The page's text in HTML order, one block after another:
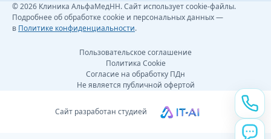
© 2026 Клиника АльфаМедНН. Сайт использует cookie-файлы.
Подробнее об обработке cookie и персональных данных —
в Политике конфиденциальности.
Пользовательское соглашение
Политика Cookie
Согласие на обработку ПДн
Не является публичной офертой
Сайт разработан студией